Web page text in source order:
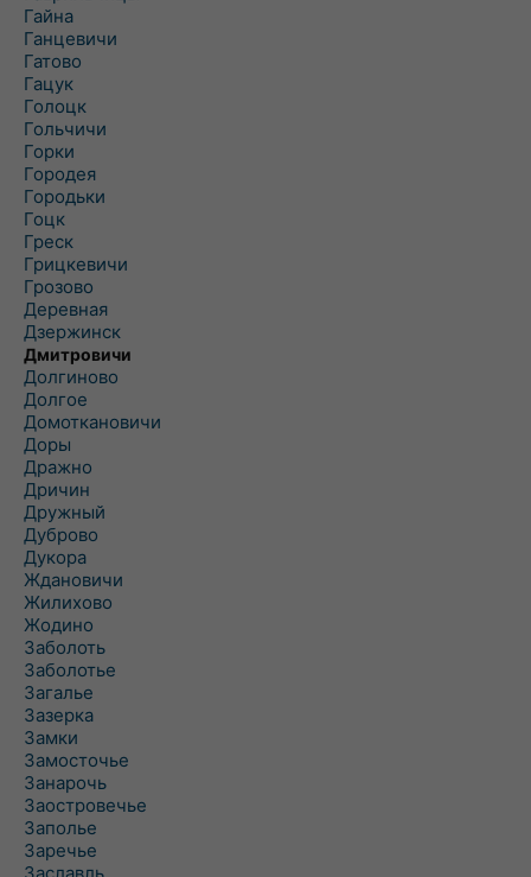
Гайна
Ганцевичи
Гатово
Гацук
Голоцк
Гольчичи
Горки
Городея
Городьки
Гоцк
Греск
Грицкевичи
Грозово
Деревная
Дзержинск
Дмитровичи
Долгиново
Долгое
Домоткановичи
Доры
Дражно
Дричин
Дружный
Дуброво
Дукора
Ждановичи
Жилихово
Жодино
Заболоть
Заболотье
Загалье
Зазерка
Замки
Замосточье
Занарочь
Заостровечье
Заполье
Заречье